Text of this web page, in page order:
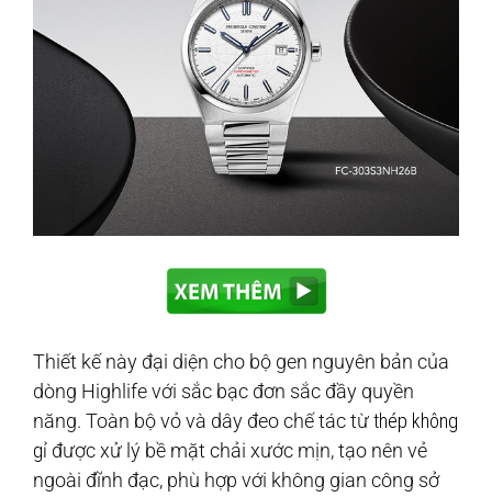
Thiết kế này đại diện cho bộ gen nguyên bản của
dòng Highlife với sắc bạc đơn sắc đầy quyền
năng. Toàn bộ vỏ và dây đeo chế tác từthép không
gỉ được xử lý bề mặt chải xước mịn, tạo nên vẻ
ngoài đĩnh đạc, phù hợp với không gian công sở